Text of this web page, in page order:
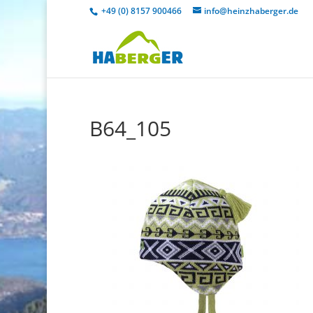
+49 (0) 8157 900466 info@heinzhaberger.de
B64_105